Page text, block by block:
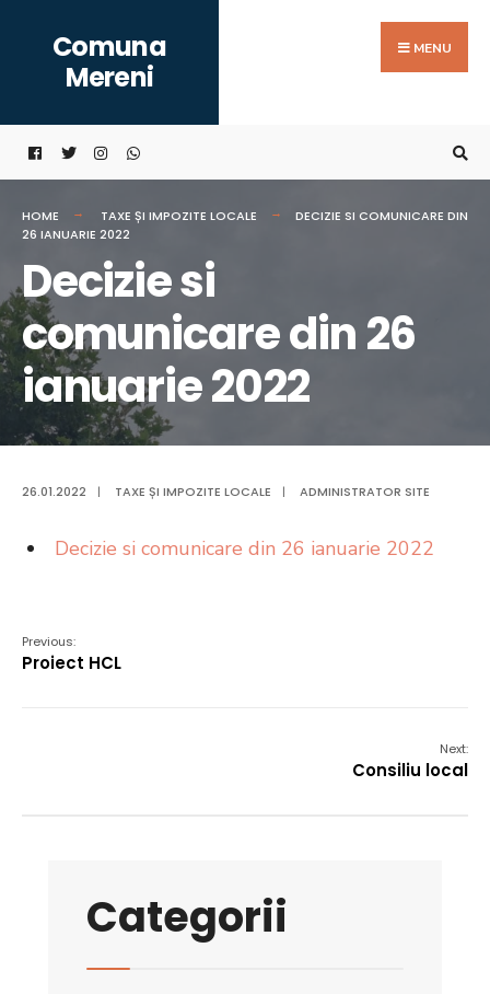
content
Comuna
Mereni
MENU
HOME TAXE ȘI IMPOZITE LOCALE
DECIZIE SI COMUNICARE DIN
26 IANUARIE 2022
Decizie si
comunicare din 26
ianuarie 2022
26.01.2022 | TAXE ȘI IMPOZITE LOCALE | ADMINISTRATOR SITE
Decizie si comunicare din 26 ianuarie 2022
Previous:
Proiect HCL
Next:
Consiliu local
Categorii
for: